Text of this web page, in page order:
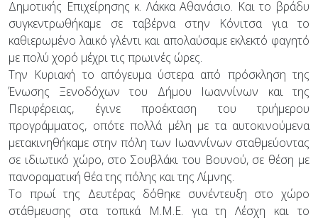
Δημοτικής Επιχείρησης κ. Λάκκα Αθανάσιο. Και το βράδυ
συγκεντρωθήκαμε σε ταβέρνα στην Κόνιτσα για το
καθιερωμένο λαικό γλέντι και απολαύσαμε εκλεκτό φαγητό
με πολύ χορό μέχρι τις πρωινές ώρες.
Την Κυριακή το απόγευμα ύστερα από πρόσκληση της
Ένωσης Ξενοδόχων του Δήμου Ιωαννίνων και της
Περιφέρειας, έγινε προέκταση του τριήμερου
προγράμματος, οπότε πολλά μέλη με τα αυτοκινούμενα
μετακινηθήκαμε στην πόλη των Ιωαννίνων σταθμεύοντας
σε ιδιωτικό χώρο, στο Σουβλάκι του Βουνού, σε θέση με
πανοραματική θέα της πόλης και της Λίμνης.
Το πρωί της Δευτέρας δόθηκε συνέντευξη στο χώρο
στάθμευσης στα τοπικά Μ.Μ.Ε. για τη Λέσχη και το